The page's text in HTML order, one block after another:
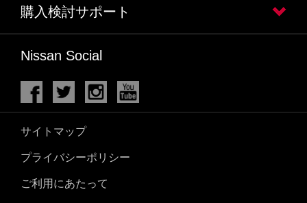
購入検討サポート
Nissan Social
サイトマップ
プライバシーポリシー
ご利用にあたって